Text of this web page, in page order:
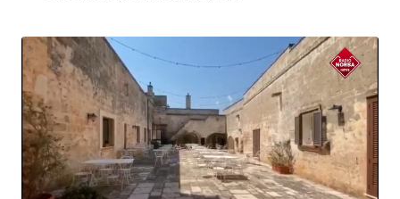
Agriturismi sold-out in Puglia ad agosto.
Arrivi in aumento del 7,3%